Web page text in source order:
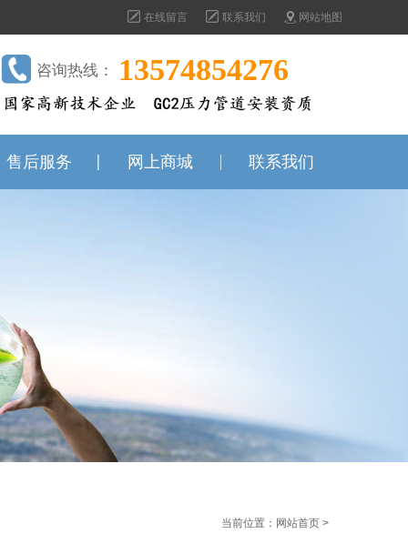
在线留言 联系我们 网站地图
咨询热线： 13574854276
售后服务 网上商城 联系我们
当前位置： 网站首页 >